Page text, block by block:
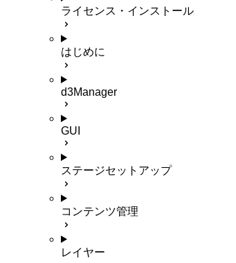
ライセンス・インストール
はじめに
d3Manager
GUI
ステージセットアップ
コンテンツ管理
レイヤー